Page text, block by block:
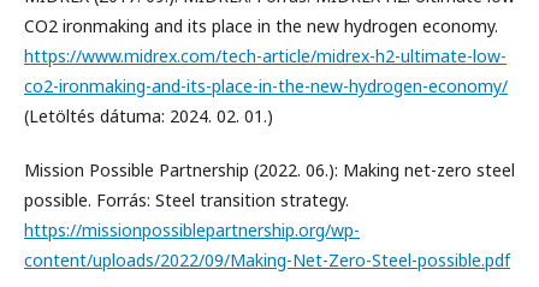
CO2 ironmaking and its place in the new hydrogen economy.
https://www.midrex.com/tech-article/midrex-h2-ultimate-low-
co2-ironmaking-and-its-place-in-the-new-hydrogen-economy/
(Letöltés dátuma: 2024. 02. 01.)
Mission Possible Partnership (2022. 06.): Making net-zero steel
possible. Forrás: Steel transition strategy.
https://missionpossiblepartnership.org/wp-
content/uploads/2022/09/Making-Net-Zero-Steel-possible.pdf